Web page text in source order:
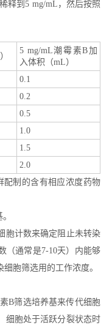
释到5 mg/mL，然后按照
5 mg/mL潮霉素B加
入体积（mL）
0.1
0.2
0.5
1.0
1.5
2.0
配制的含有相应浓度药物
胞计数来确定阻止未转染
（通常是7-10天）内能够
胞筛选用的工作浓度。
B筛选培养基来传代细胞
细胞处于活跃分裂状态时